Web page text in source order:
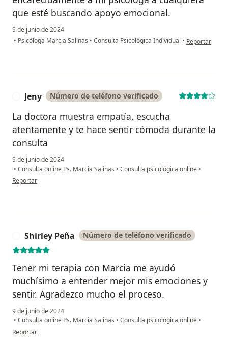
que esté buscando apoyo emocional.
9 de junio de 2024
• Psicóloga Marcia Salinas • Consulta Psicológica Individual • en opinión
Reportar
Jeny Número de teléfono verificado
La doctora muestra empatía, escucha
atentamente y te hace sentir cómoda durante la
consulta
9 de junio de 2024
• Consulta online Ps. Marcia Salinas • Consulta psicológica online •
en opinión del usuario Jeny
Reportar
Shirley Peña Número de teléfono verificado
Tener mi terapia con Marcia me ayudó
muchísimo a entender mejor mis emociones y
sentir. Agradezco mucho el proceso.
9 de junio de 2024
• Consulta online Ps. Marcia Salinas • Consulta psicológica online •
en opinión del usuario Shirley Peña
Reportar